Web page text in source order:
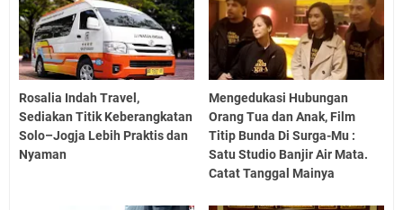
Rosalia Indah Travel,
Sediakan Titik Keberangkatan
Solo–Jogja Lebih Praktis dan
Nyaman
Mengedukasi Hubungan
Orang Tua dan Anak, Film
Titip Bunda Di Surga-Mu :
Satu Studio Banjir Air Mata.
Catat Tanggal Mainya